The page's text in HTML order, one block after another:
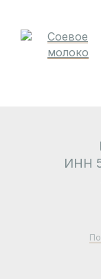
Соевое
молоко
ИНН